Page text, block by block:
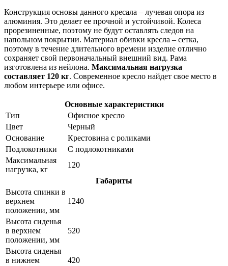
Конструкция основы данного кресала – лучевая опора из
алюминия. Это делает ее прочной и устойчивой. Колеса
прорезиненные, поэтому не будут оставлять следов на
напольном покрытии. Материал обивки кресла – сетка,
поэтому в течение длительного времени изделие отлично
сохраняет свой первоначальный внешний вид. Рама
изготовлена из нейлона. Максимальная нагрузка
составляет 120 кг. Современное кресло найдет свое место в
любом интерьере или офисе.
Основные характеристики
Тип
Офисное кресло
Цвет
Черный
Основание
Крестовина с роликами
Подлокотники
С подлокотниками
Максимальная
нагрузка, кг
120
Габариты
Высота спинки в
верхнем
положении, мм
1240
Высота сиденья
в верхнем
положении, мм
520
Высота сиденья
в нижнем
420